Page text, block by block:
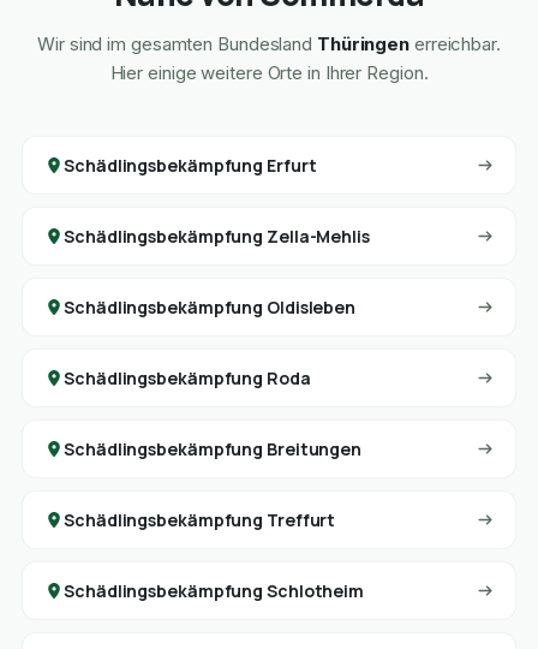
Wir sind im gesamten Bundesland Thüringen erreichbar.
Hier einige weitere Orte in Ihrer Region.
Schädlingsbekämpfung Erfurt
Schädlingsbekämpfung Zella-Mehlis
Schädlingsbekämpfung Oldisleben
Schädlingsbekämpfung Roda
Schädlingsbekämpfung Breitungen
Schädlingsbekämpfung Treffurt
Schädlingsbekämpfung Schlotheim